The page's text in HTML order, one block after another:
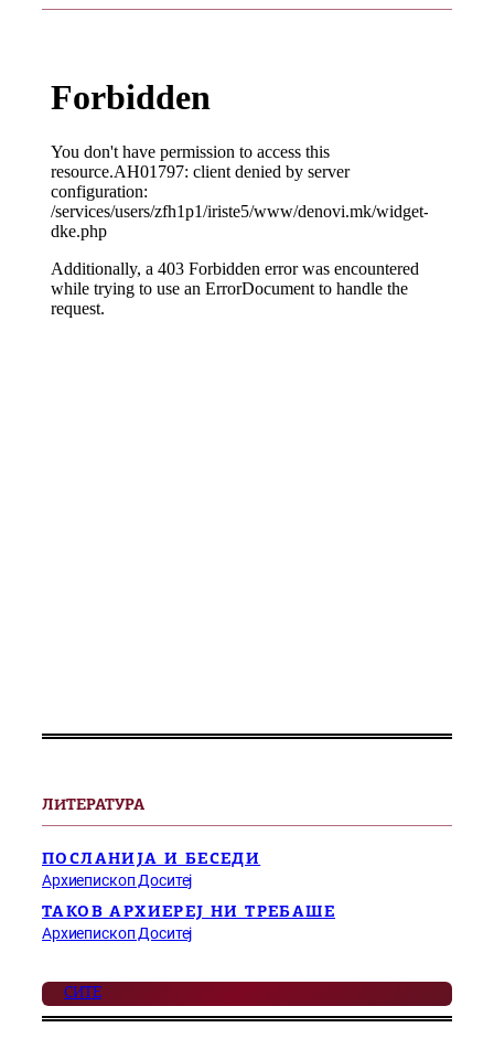
ЛИТЕРАТУРА
ПОСЛАНИЈА И БЕСЕДИ
Архиепископ Доситеј
ТАКОВ АРХИЕРЕЈ НИ ТРЕБАШЕ
Архиепископ Доситеј
СИТЕ